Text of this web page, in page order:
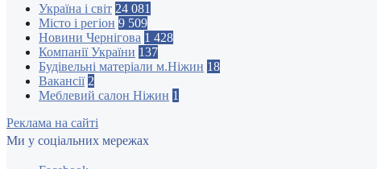
Україна і світ 24 081
Місто і регіон 9 509
Новини Чернігова 1 428
Компанії України 137
Будівельні матеріали м.Ніжин 18
Вакансії 2
Меблевий салон Ніжин 1
Реклама на сайті
Ми у соціальних мережах